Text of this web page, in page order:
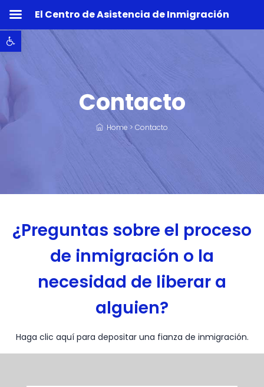
Abrir barra de herramientas
Contacto
Home > Contacto
¿Preguntas sobre el proceso
de inmigración o la
necesidad de liberar a
alguien?
Haga clic aquí para depositar una fianza de inmigración.
El Centro de Asistencia de Inmigración